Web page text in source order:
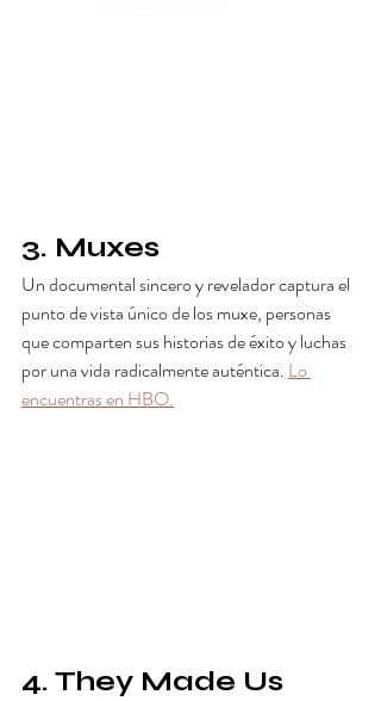
3. Muxes
Un documental sincero y revelador captura el
punto de vista único de los muxe, personas
que comparten sus historias de éxito y luchas
por una vida radicalmente auténtica. Lo
encuentras en HBO.
4. They Made Us